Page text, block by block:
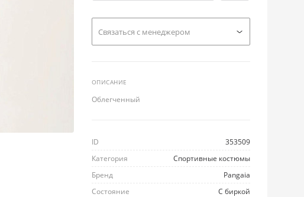
Cвязаться с менеджером
ОПИСАНИЕ
Облегченный
ID
353509
Категория
Спортивные костюмы
Бренд
Pangaia
Состояние
С биркой